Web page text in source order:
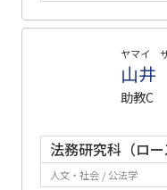
ヤマイ
山
助教C
法務研究科（ロー
人文・社会 / 公法学